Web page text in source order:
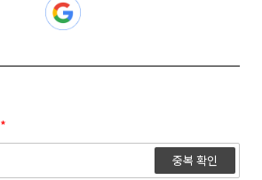
*
중복 확인